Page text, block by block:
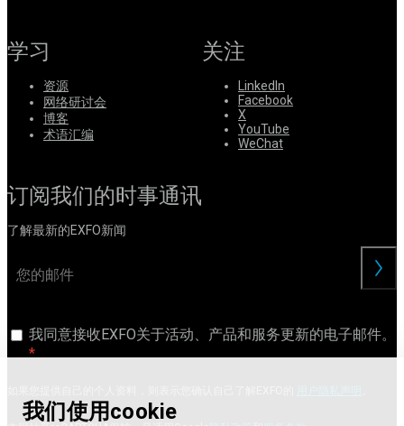
我们使用cookie
注
册
登
司
聘
启
事
作
供
学习
资源
网络研讨会
博客
术语汇编
关注
LinkedIn
Facebook
X
YouTube
WeChat
订阅我们的时事通讯
了解最新的EXFO新闻
我同意接收EXFO关于活动、产品和服务更新的电子邮件。
交